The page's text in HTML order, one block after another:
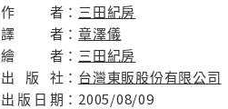
作 者： 三田紀房
譯
者：章澤儀
繪
者： 三田紀房
出
版 社： 台灣東販股份有限公司
出 版 日 期： 2005/08/09